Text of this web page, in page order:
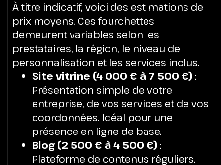
À titre indicatif, voici des estimations de
prix moyens. Ces fourchettes
demeurent variables selon les
prestataires, la région, le niveau de
personnalisation et les services inclus.
Site vitrine (4 000 € à 7 500 €) :
Présentation simple de votre
entreprise, de vos services et de vos
coordonnées. Idéal pour une
présence en ligne de base.
Blog (2 500 € à 4 500 €) :
Plateforme de contenus réguliers.